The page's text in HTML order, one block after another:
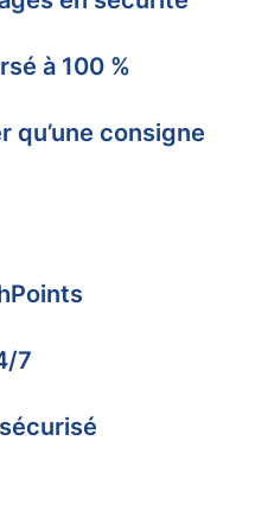
à 100 %
qu’une consigne
7